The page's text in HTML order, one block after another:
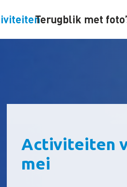
Terugblik met
Activiteiten
mei